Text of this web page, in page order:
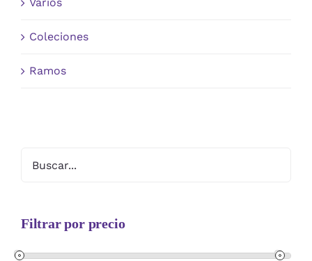
Varios
Coleciones
Ramos
Filtrar por precio